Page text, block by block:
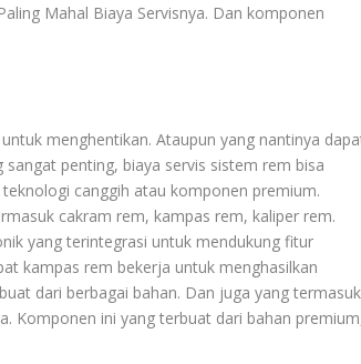
Mahal Biaya Servisnya. Dan komponen
menghentikan. Ataupun yang nantinya
penting, biaya servis sistem rem bisa
canggih atau komponen premium.
cakram rem, kampas rem, kaliper rem.
yang terintegrasi untuk mendukung fitur
kampas rem bekerja untuk menghasilkan
dari berbagai bahan. Dan juga yang termasuk
Komponen ini yang terbuat dari bahan